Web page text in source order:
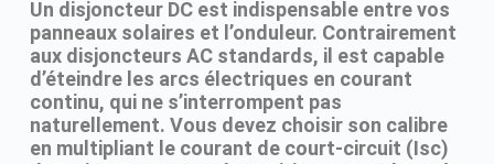
Un disjoncteur DC est indispensable entre vos
panneaux solaires et l’onduleur. Contrairement
aux disjoncteurs AC standards, il est capable
d’éteindre les arcs électriques en courant
continu, qui ne s’interrompent pas
naturellement. Vous devez choisir son calibre
en multipliant le courant de court-circuit (Isc)